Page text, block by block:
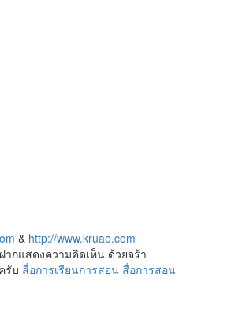
& http://www.kruao.com
ฝากแสดงความคิดเห็น ด้วยจร้า
รับ สื่อการเรียนการสอน สื่อการสอน